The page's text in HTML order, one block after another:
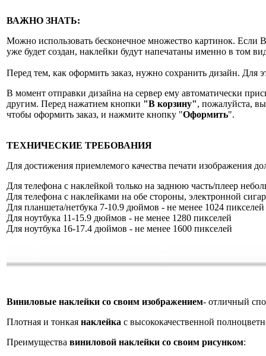
ВАЖНО ЗНАТЬ:
Можно использовать бесконечное множество картинок. Если
уже будет создан, наклейки будут напечатаны именно в том
Перед тем, как оформить заказ, нужно сохранить дизайн. Для
В момент отправки дизайна на сервер ему автоматически
другим. Перед нажатием кнопки "В корзину", пожалуйста,
чтобы оформить заказ, и нажмите кнопку "Оформить".
ТЕХНИЧЕСКИЕ ТРЕБОВАНИЯ
Для достижения приемлемого качества печати изображения
Для телефона с наклейкой только на заднюю часть/плеер
Для телефона с наклейками на обе стороны, электронной
Для планшета/нетбука 7-10.9 дюймов - не менее 1024 пикселей
Для ноутбука 11-15.9 дюймов - не менее 1280 пикселей
Для ноутбука 16-17.4 дюймов - не менее 1600 пикселей
Виниловые наклейки со своим изображением- отличный
Плотная и тонкая наклейка с высококачественной
Преимущества виниловой наклейки со своим рисунком: